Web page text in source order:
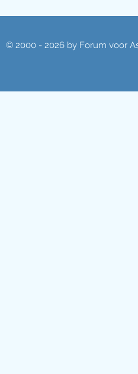
© 2000 - 2026 by Forum voor